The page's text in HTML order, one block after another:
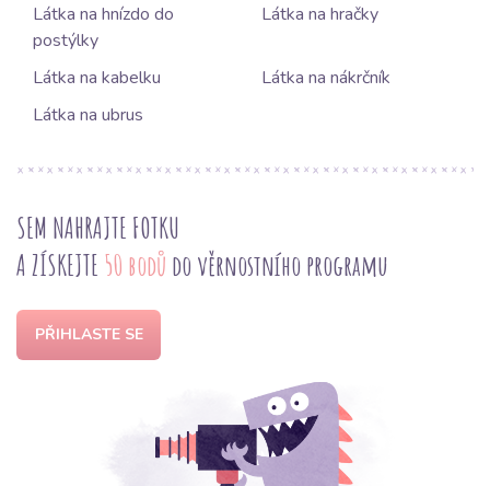
Látka na hnízdo do
postýlky
Látka na hračky
Látka na kabelku
Látka na nákrčník
Látka na ubrus
SEM NAHRAJTE FOTKU
A ZÍSKEJTE 50 bodů do věrnostního programu
PŘIHLASTE SE